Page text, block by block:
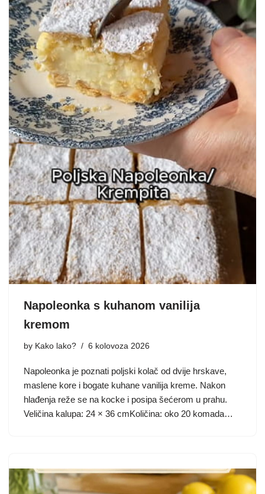
Napoleonka s kuhanom vanilija
kremom
by Kako lako? 6 kolovoza 2026
Napoleonka je poznati poljski kolač od dvije hrskave,
maslene kore i bogate kuhane vanilija kreme. Nakon
hlađenja reže se na kocke i posipa šećerom u prahu.
Veličina kalupa: 24 × 36 cmKoličina: oko 20 komada…